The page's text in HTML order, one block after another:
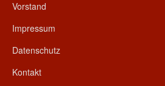
Vorstand
Impressum
Datenschutz
Kontakt